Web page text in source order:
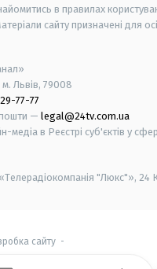
в правилах
сайту призначені для
Львів, 79008
77-77
— legal@24tv.com.ua
медіа в Реєстрі суб'єктів у
"Люкс"», 24
сайту-